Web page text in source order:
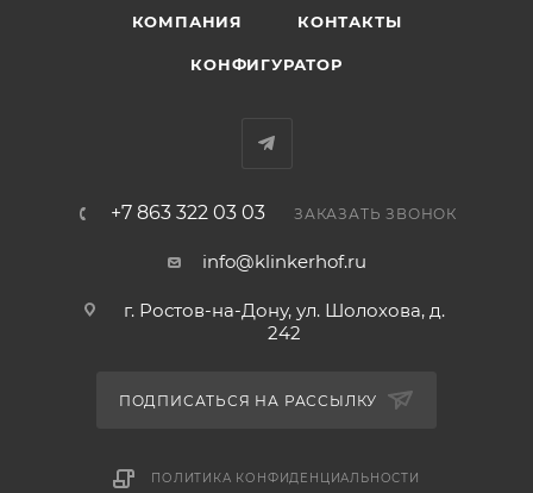
КОМПАНИЯ КОНТАКТЫ
КОНФИГУРАТОР
+7 863 322 03 03 ЗАКАЗАТЬ ЗВОНОК
info@klinkerhof.ru
г. Ростов-на-Дону, ул. Шолохова, д.
242
ПОДПИСАТЬСЯ НА РАССЫЛКУ
ПОЛИТИКА КОНФИДЕНЦИАЛЬНОСТИ